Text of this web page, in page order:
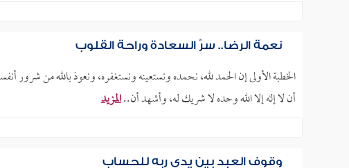
نِعمة الرضا.. سِرُّ السعادة وراحة القلوب
الخطبة الأولى إن الحمد لله، نحمده ونستعينه ونستغفره، ونعوذ بالله من شرور
أن لا إله إلا الله وحده لا شريك له، وأشهد أن..المزيد
وقوف العبد بين يدي ربه للحساب